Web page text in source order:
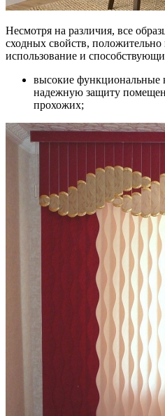
Несмотря на различия, все
сходных свойств,
использование и
высокие функциональные
надежную защиту
прохожих;